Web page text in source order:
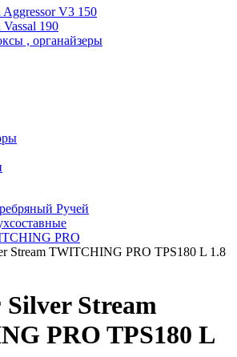
V3 150
190
, органайзеры
Ручей
PRO
Stream TWITCHING PRO TPS180 L 1.8
Stream
PRO TPS180 L